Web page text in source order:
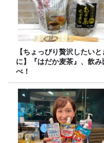
【ちょっぴり贅沢したいと
に】『はだか麦茶』、飲み
べ！